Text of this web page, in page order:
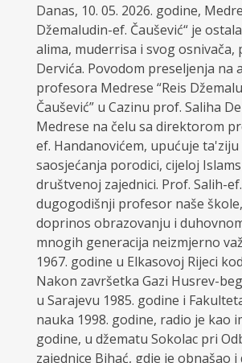
Danas, 10. 05. 2026. godine,
Džemaludin-ef. Čaušević“ je
alima, muderrisa i svog osnivača,
Dervića. Povodom preseljenja na
profesora Medrese “Reis
Čaušević” u Cazinu prof. Saliha
Medrese na čelu sa direktorom
ef. Handanovićem, upućuje ta'ziju
saosjećanja porodici, cijeloj
društvenoj zajednici. Prof. Salih-
dugogodišnji profesor naše
doprinos obrazovanju i
mnogih generacija neizmjerno
1967. godine u Elkasovoj Rijeci
Nakon završetka Gazi Husrev-
u Sarajevu 1985. godine i
nauka 1998. godine, radio je kao
godine, u džematu Sokolac pri
zajednice Bihać, gdje je obnašao